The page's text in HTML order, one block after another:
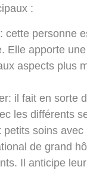
:
: cette personne
Elle apporte
aspects plus
: il fait en sorte
les différents
soins avec
de grand
Il anticipe